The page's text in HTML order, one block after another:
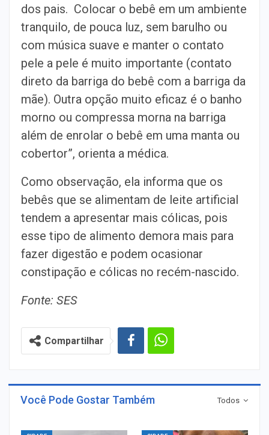
dos pais. Colocar o bebê em um ambiente
tranquilo, de pouca luz, sem barulho ou
com música suave e manter o contato
pele a pele é muito importante (contato
direto da barriga do bebê com a barriga da
mãe). Outra opção muito eficaz é o banho
morno ou compressa morna na barriga
além de enrolar o bebê em uma manta ou
cobertor”, orienta a médica.
Como observação, ela informa que os
bebês que se alimentam de leite artificial
tendem a apresentar mais cólicas, pois
esse tipo de alimento demora mais para
fazer digestão e podem ocasionar
constipação e cólicas no recém-nascido.
Fonte: SES
Compartilhar
Todos
Você Pode Gostar Também